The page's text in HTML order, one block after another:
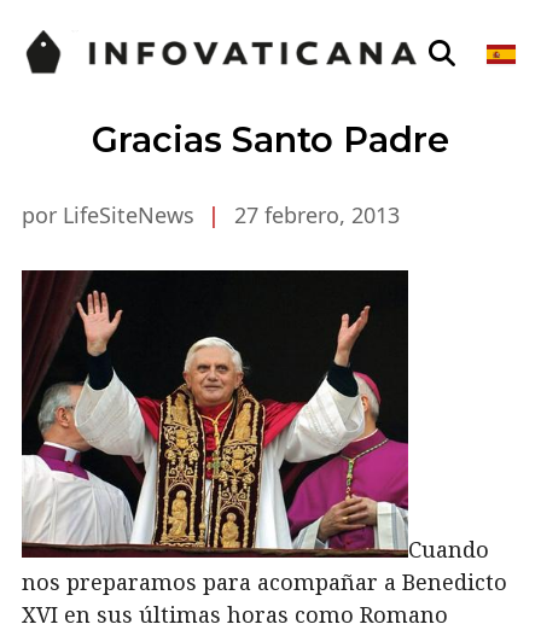
Gracias Santo Padre
por LifeSiteNews | 27 febrero, 2013
Cuando
nos preparamos para acompañar a Benedicto
XVI en sus últimas horas como Romano